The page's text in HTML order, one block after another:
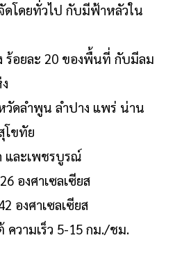
ดโดยทั่วไป กับมีฟ้าหลัวใน
ร้อยละ 20 ของพื้นที่ กับมีลม
วัดลำพูน ลำปาง แพร่ น่าน
โขทัย
และเพชรบูรณ์
องศาเซลเซียส
องศาเซลเซียส
ความเร็ว 5-15 กม./ชม.